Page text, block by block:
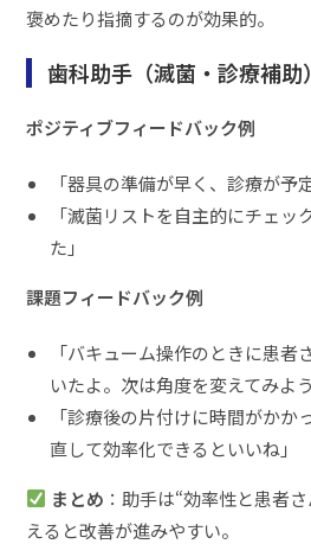
褒めたり指摘するのが効果的。
歯科助手（滅菌・診療補助）
ポジティブフィードバック例
「器具の準備が早く、診療が予
「滅菌リストを自主的にチェッ
た」
課題フィードバック例
「バキューム操作のときに患
いたよ。次は角度を変えてみよう
「診療後の片付けに時間がか
直して効率化できるといいね」
まとめ ：助手は“効率性と患者
えると改善が進みやすい。